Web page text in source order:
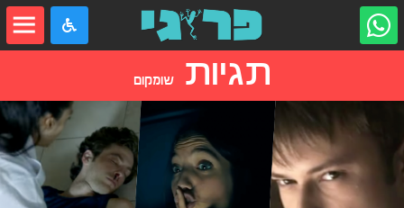
תגיותשומקום